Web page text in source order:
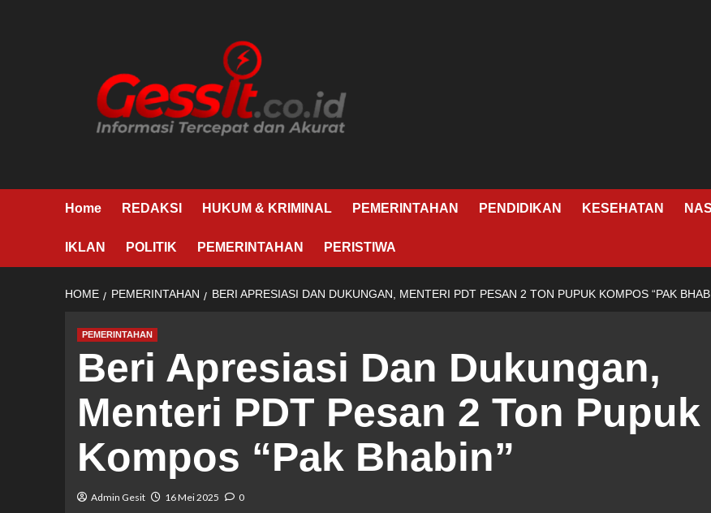
Home REDAKSI HUKUM & KRIMINAL PEMERINTAHAN PENDIDIKAN KESEHATAN
IKLAN POLITIK PEMERINTAHAN PERISTIWA
HOME PEMERINTAHAN BERI APRESIASI DAN DUKUNGAN, MENTERI PDT PESAN 2 TON PUPUK KOMPOS “PAK
PEMERINTAHAN
Beri Apresiasi Dan Dukungan,
Menteri PDT Pesan 2 Ton Pupuk
Kompos “Pak Bhabin”
Admin Gesit 16 Mei 2025 0